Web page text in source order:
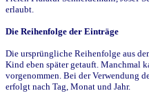
erlaubt.
Die Reihenfolge der Einträge
Die ursprüngliche Reihenfolge aus
Kind eben später getauft. Manchmal
vorgenommen. Bei der Verwendung
erfolgt nach Tag, Monat und Jahr.